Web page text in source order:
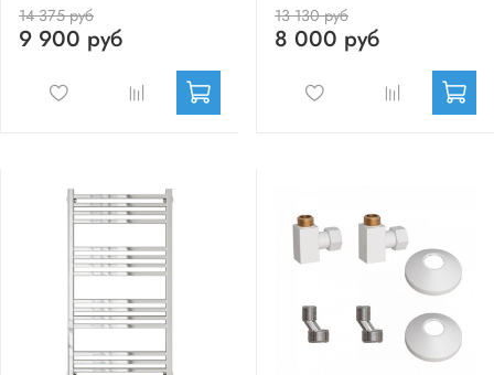
14 375 руб
9 900 руб
13 130 руб
8 000 руб